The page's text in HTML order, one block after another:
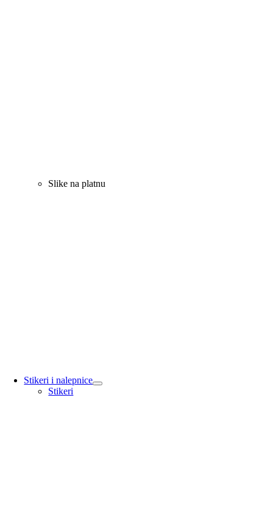
Slike na platnu
Stikeri i nalepnice
Stikeri